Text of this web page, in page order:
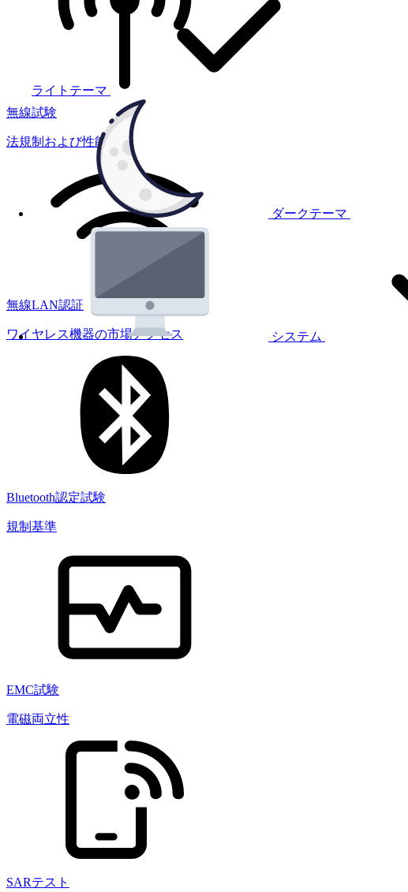
ライトテーマ
ダークテーマ
システム
無線試験
法規制および性能試験
無線LAN認証
ワイヤレス機器の市場アクセス
Bluetooth認定試験
規制基準
EMC試験
電磁両立性
SARテスト